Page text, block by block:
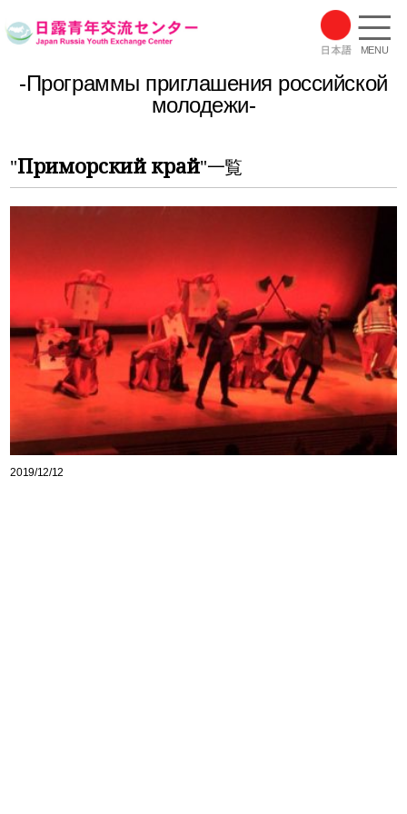
MENU
-Программы приглашения российской
молодежи-
"Приморский край"一覧
2019/12/12